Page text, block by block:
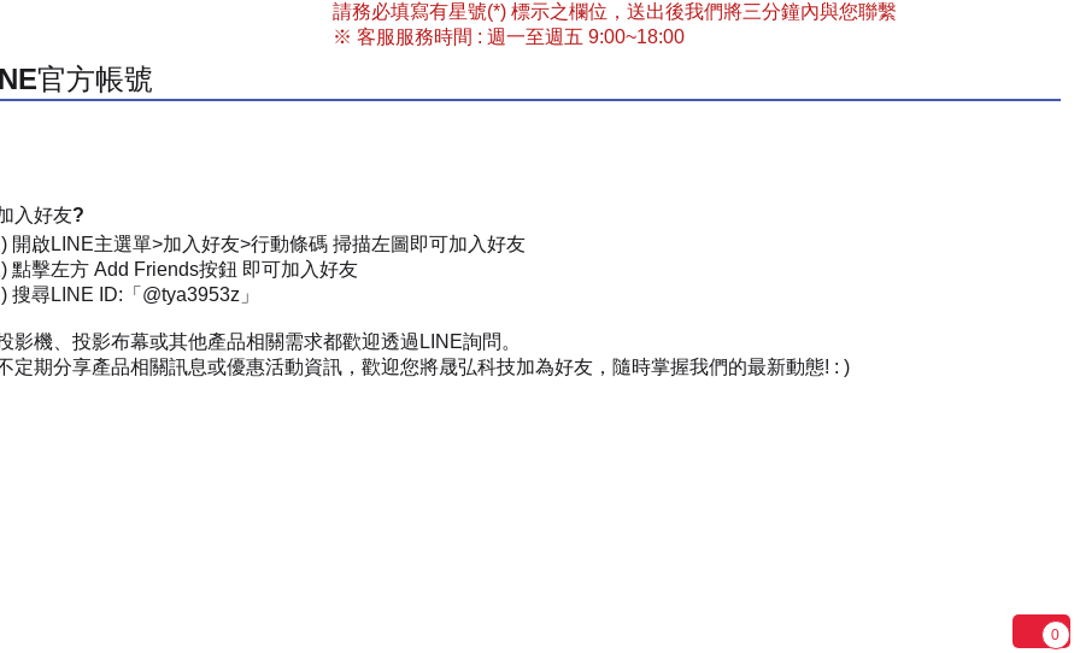
請務必填寫有星號(*) 標示之欄位，送出後我們將三分鐘內與您聯繫
※ 客服服務時間 : 週一至週五 9:00~18:00
官方帳號
入好友?
開啟LINE主選單>加入好友>行動條碼 掃描左圖即可加入好友
點擊左方 Add Friends按鈕 即可加入好友
搜尋LINE ID:「@tya3953z」
影機、投影布幕或其他產品相關需求都歡迎透過LINE詢問。
定期分享產品相關訊息或優惠活動資訊，歡迎您將晟弘科技加為好友，隨時掌握我們的最新動態! : )
0